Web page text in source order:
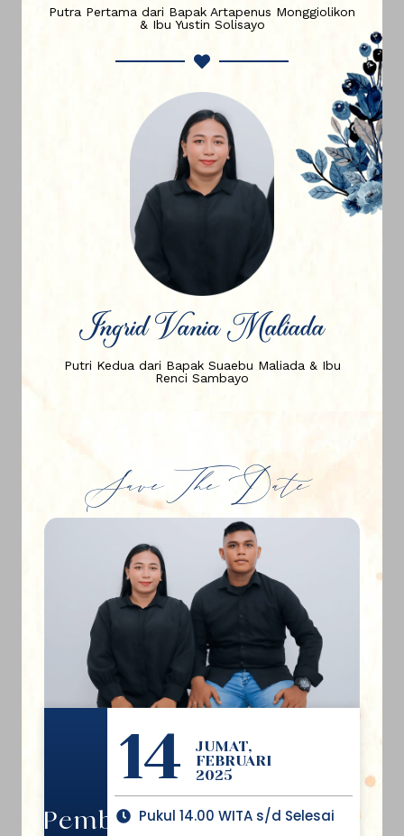
Putra Pertama dari Bapak Artapenus Monggiolikon
& Ibu Yustin Solisayo
Ingrid Vania Maliada
Putri Kedua dari Bapak Suaebu Maliada & Ibu
Renci Sambayo
Save The Date
Pemberkatan
14
JUMAT,
FEBRUARI
2025
Pukul 14.00 WITA s/d Selesai